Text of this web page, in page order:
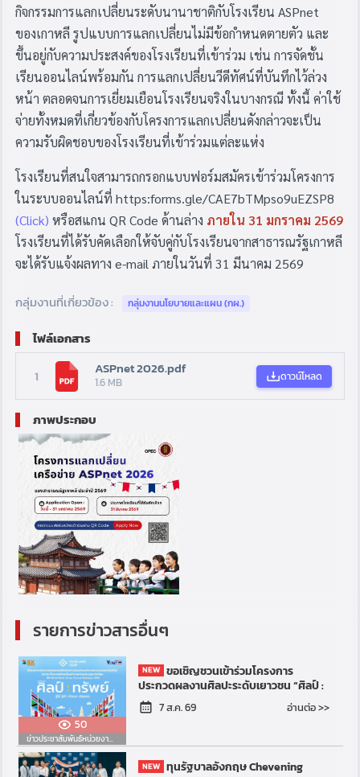
กิจกรรมการแลกเปลี่ยนระดับนานาชาติกับโรงเรียน ASPnet
ของเกาหลี รูปแบบการแลกเปลี่ยนไม่มีข้อกำหนดตายตัว และ
ขึ้นอยู่กับความประสงค์ของโรงเรียนที่เข้าร่วม เช่น การจัดชั้น
เรียนออนไลน์พร้อมกัน การแลกเปลี่ยนวีดีทัศน์ที่บันทึกไว้ล่วง
หน้า ตลอดจนการเยี่ยมเยือนโรงเรียนจริงในบางกรณี ทั้งนี้ ค่าใช้
จ่ายทั้งหมดที่เกี่ยวข้องกับโครงการแลกเปลี่ยนดังกล่าวจะเป็น
ความรับผิดชอบของโรงเรียนที่เข้าร่วมแต่ละแห่ง
โรงเรียนที่สนใจสามารถกรอกแบบฟอร์มสมัครเข้าร่วมโครงการ
ในระบบออนไลน์ที่ https:forms.gle/CAE7bTMpso9uEZSP8
(Click) หรือสแกน QR Code ด้านล่าง ภายใน 31 มกราคม 2569
โรงเรียนที่ได้รับคัดเลือกให้จับคู่กับโรงเรียนจากสาธารณรัฐเกาหลี
จะได้รับแจ้งผลทาง e-mail ภายในวันที่ 31 มีนาคม 2569
กลุ่มงานที่เกี่ยวข้อง : กลุ่มงานนโยบายและแผน (กผ.)
ไฟล์เอกสาร
1 ASPnet 2026.pdf
1.6 MB ดาวน์โหลด
ภาพประกอบ
รายการข่าวสารอื่นๆ
50
ข่าวประชาสัมพันธ์หน่วยงานอื่น
ขอเชิญชวนเข้าร่วมโครงการ
ประกวดผลงานศิลปะระดับเยาวชน “ศิลป์ :
ทรัพย์” รู้ใช้ รู้ค่า พัฒนา ต่อยอด (Art for
Resilient Futur...
7 ส.ค. 69 อ่านต่อ >>
ทุนรัฐบาลอังกฤษ Chevening